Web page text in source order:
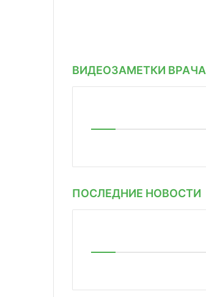
ВИДЕОЗАМЕТКИ ВРАЧА
ПОСЛЕДНИЕ НОВОСТИ